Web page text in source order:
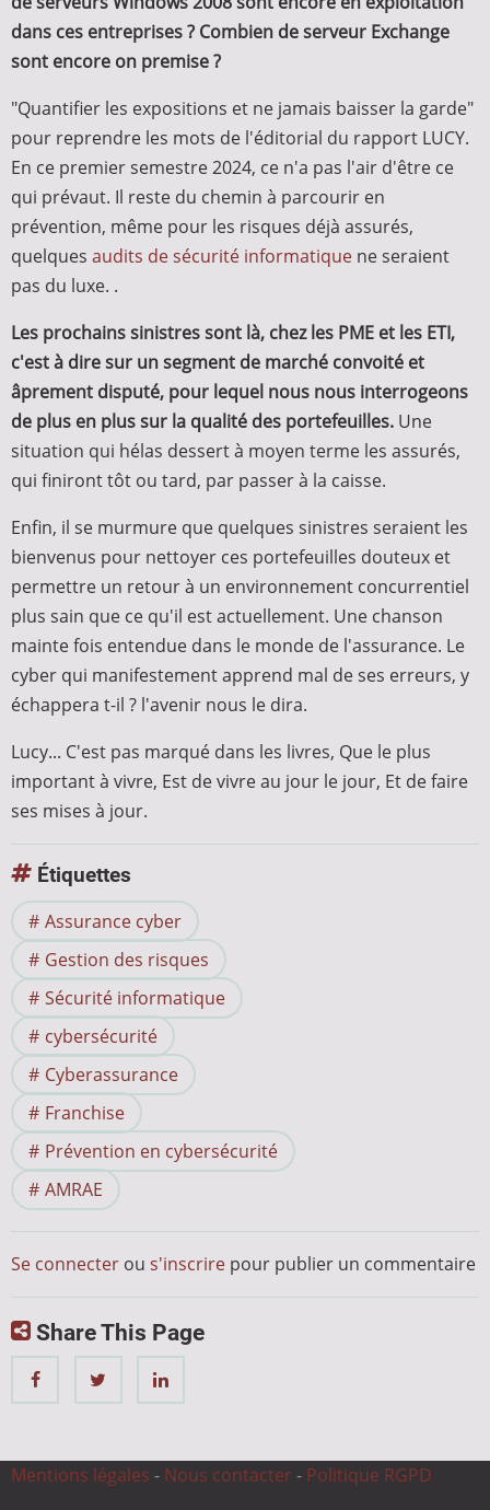
dans ces entreprises ? Combien de serveur Exchange
sont encore on premise ?
"Quantifier les expositions et ne jamais baisser la garde"
pour reprendre les mots de l'éditorial du rapport LUCY.
En ce premier semestre 2024, ce n'a pas l'air d'être ce
qui prévaut. Il reste du chemin à parcourir en
prévention, même pour les risques déjà assurés,
quelques audits de sécurité informatique ne seraient
pas du luxe. .
Les prochains sinistres sont là, chez les PME et les ETI,
c'est à dire sur un segment de marché convoité et
âprement disputé, pour lequel nous nous interrogeons
de plus en plus sur la qualité des portefeuilles. Une
situation qui hélas dessert à moyen terme les assurés,
qui finiront tôt ou tard, par passer à la caisse.
Enfin, il se murmure que quelques sinistres seraient les
bienvenus pour nettoyer ces portefeuilles douteux et
permettre un retour à un environnement concurrentiel
plus sain que ce qu'il est actuellement. Une chanson
mainte fois entendue dans le monde de l'assurance. Le
cyber qui manifestement apprend mal de ses erreurs, y
échappera t-il ? l'avenir nous le dira.
Lucy... C'est pas marqué dans les livres, Que le plus
important à vivre, Est de vivre au jour le jour, Et de faire
ses mises à jour.
Étiquettes
Assurance cyber
Gestion des risques
Sécurité informatique
cybersécurité
Cyberassurance
Franchise
Prévention en cybersécurité
AMRAE
Se connecter ou s'inscrire pour publier un commentaire
Share This Page
Mentions légales - Nous contacter - Politique RGPD